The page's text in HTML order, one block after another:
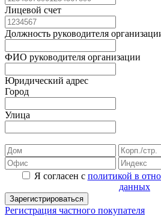
Лицевой счет
Должность руководителя
ФИО руководителя организации
Юридический адрес
Город
Улица
Я согласен с политикой в
данных
Зарегистрироваться
Регистрация частного покупателя